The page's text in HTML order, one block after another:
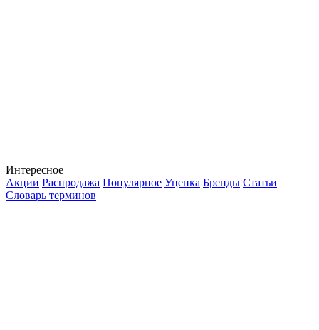
Интересное
Акции Распродажа Популярное Уценка Бренды Статьи
Словарь терминов